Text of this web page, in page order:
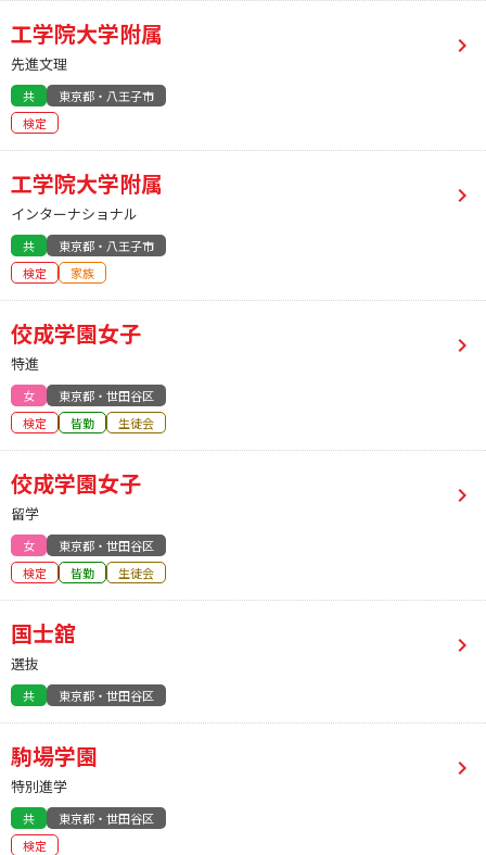
工学院大学附属
先進文理
共
東京都・八王子市
検定
工学院大学附属
インターナショナル
共
東京都・八王子市
検定
家族
佼成学園女子
特進
女
東京都・世田谷区
検定
皆勤 生徒会
佼成学園女子
留学
女
東京都・世田谷区
検定
皆勤 生徒会
国士舘
選抜
共 東京都・世田谷区
駒場学園
特別進学
共
東京都・世田谷区
検定